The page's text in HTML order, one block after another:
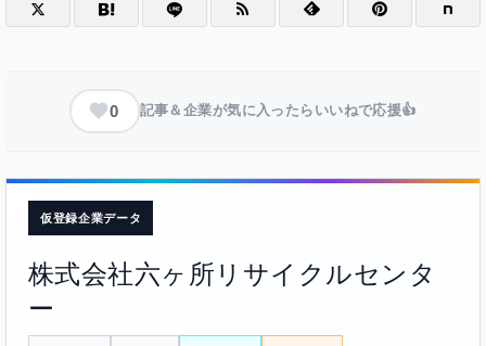
0 記事＆企業が気に入ったらいいねで応援👍
仮登録企業データ
株式会社六ヶ所リサイクルセンタ
ー